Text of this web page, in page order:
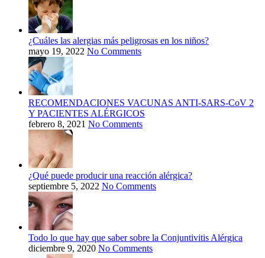
¿Cuáles las alergias más peligrosas en los niños?
mayo 19, 2022 No Comments
RECOMENDACIONES VACUNAS ANTI-SARS-CoV 2
Y PACIENTES ALÉRGICOS
febrero 8, 2021 No Comments
¿Qué puede producir una reacción alérgica?
septiembre 5, 2022 No Comments
Todo lo que hay que saber sobre la Conjuntivitis Alérgica
diciembre 9, 2020 No Comments